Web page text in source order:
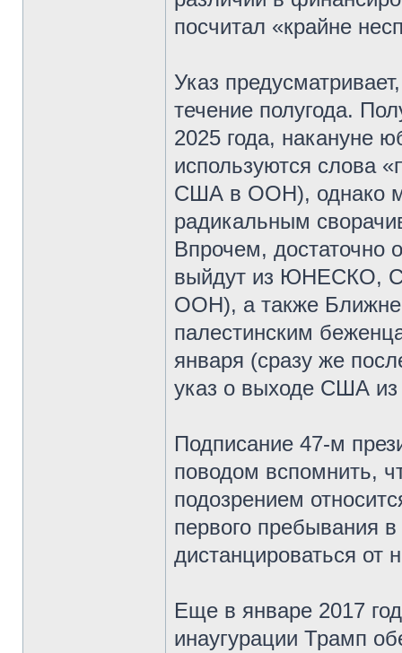
посчитал «крайне
Указ
течение полугода.
2025 года, накануне
используются слова
США в ООН), однако
радикальным
Впрочем, достаточно
выйдут из ЮНЕСКО,
ООН), а также
палестинским
января (сразу же
указ о выходе США
Подписание 47-м
поводом вспомнить,
подозрением
первого пребывания
дистанцироваться от
Еще в январе 2017
инаугурации Трамп